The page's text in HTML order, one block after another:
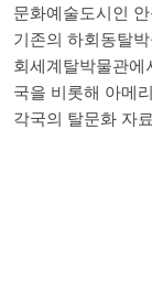
문화예술도시인
기존의 하회동탈
회세계탈박물관
국을 비롯해 아메
각국의 탈문화 자